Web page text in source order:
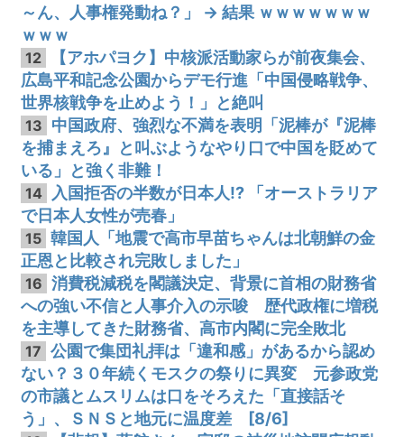
～ん、人事権発動ね？」 → 結果 ｗｗｗｗｗｗｗ
ｗｗｗ
12
【アホパヨク】中核派活動家らが前夜集会、
広島平和記念公園からデモ行進「中国侵略戦争、
世界核戦争を止めよう！」と絶叫
13 中国政府、強烈な不満を表明「泥棒が『泥棒
を捕まえろ』と叫ぶようなやり口で中国を貶めて
いる」と強く非難！
14
入国拒否の半数が日本人!? 「オーストラリア
で日本人女性が売春」
15 韓国人「地震で高市早苗ちゃんは北朝鮮の金
正恩と比較され完敗しました」
16 消費税減税を閣議決定、背景に首相の財務省
への強い不信と人事介入の示唆 歴代政権に増税
を主導してきた財務省、高市内閣に完全敗北
17 公園で集団礼拝は「違和感」があるから認め
ない？３０年続くモスクの祭りに異変 元参政党
の市議とムスリムは口をそろえた「直接話そ
う」、ＳＮＳと地元に温度差 [8/6]